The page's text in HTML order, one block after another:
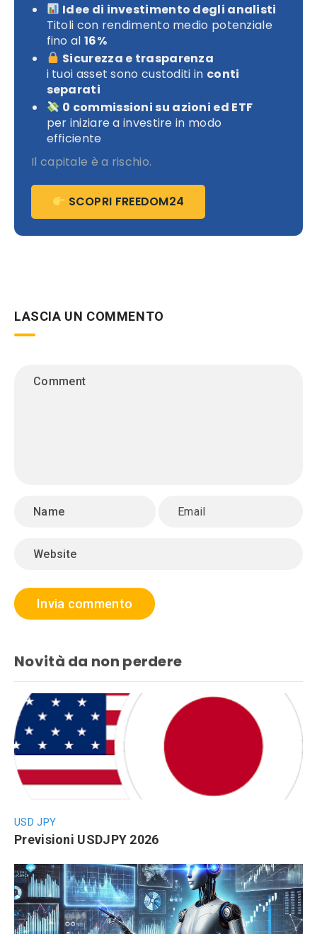
Idee di investimento degli analisti
Titoli con rendimento medio potenziale
fino al 16%
Sicurezza e trasparenza
i tuoi asset sono custoditi in conti
separati
0 commissioni su azioni ed ETF
per iniziare a investire in modo
efficiente
Il capitale è a rischio.
SCOPRI FREEDOM24
LASCIA UN COMMENTO
Novità da non perdere
USD JPY
Previsioni USDJPY 2026